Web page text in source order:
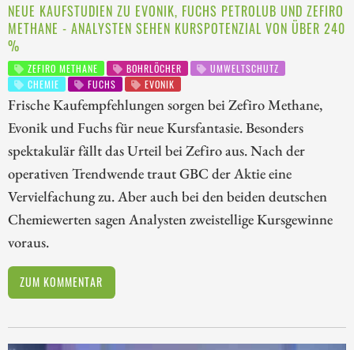
NEUE KAUFSTUDIEN ZU EVONIK, FUCHS PETROLUB UND ZEFIRO
METHANE - ANALYSTEN SEHEN KURSPOTENZIAL VON ÜBER 240
%
ZEFIRO METHANE BOHRLÖCHER
UMWELTSCHUTZ
CHEMIE
FUCHS EVONIK
Frische Kaufempfehlungen sorgen bei Zefiro Methane,
Evonik und Fuchs für neue Kursfantasie. Besonders
spektakulär fällt das Urteil bei Zefiro aus. Nach der
operativen Trendwende traut GBC der Aktie eine
Vervielfachung zu. Aber auch bei den beiden deutschen
Chemiewerten sagen Analysten zweistellige Kursgewinne
voraus.
ZUM KOMMENTAR